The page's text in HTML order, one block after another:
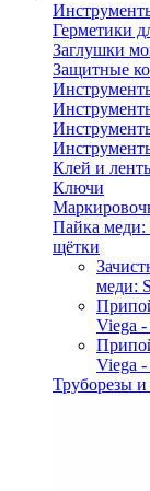
Герметики
Заглушки
Защитные
Клей и
Ключи
Пайка меди:
щётки
меди:
Viega -
Viega -
Труборезы